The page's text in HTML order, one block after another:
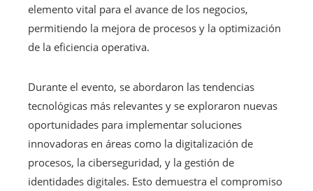
elemento vital para el avance de los negocios,
permitiendo la mejora de procesos y la optimización
de la eficiencia operativa.
Durante el evento, se abordaron las tendencias
tecnológicas más relevantes y se exploraron nuevas
oportunidades para implementar soluciones
innovadoras en áreas como la digitalización de
procesos, la ciberseguridad, y la gestión de
identidades digitales. Esto demuestra el compromiso